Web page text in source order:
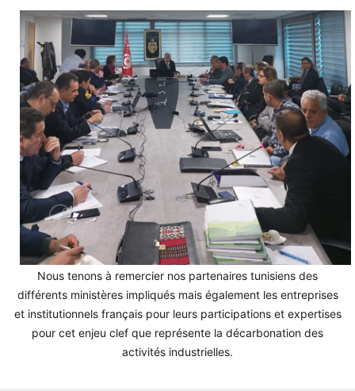
Nous tenons à remercier nos partenaires tunisiens des
différents ministères impliqués mais également les entreprises
et institutionnels français pour leurs participations et expertises
pour cet enjeu clef que représente la décarbonation des
activités industrielles.